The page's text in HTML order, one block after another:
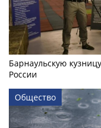
Барнаульскую
России
Общество